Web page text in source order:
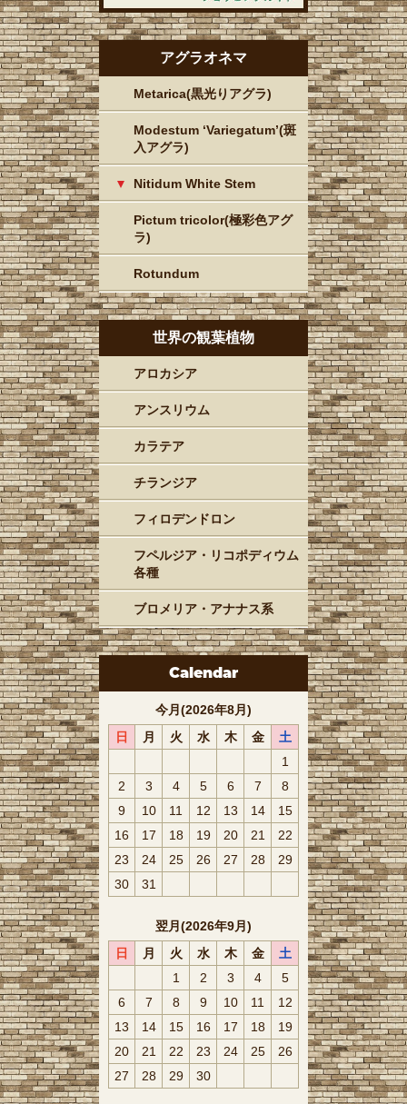
アグラオネマ
Metarica(黒光りアグラ)
Modestum ‘Variegatum’(斑
入アグラ)
Nitidum White Stem
Pictum tricolor(極彩色アグ
ラ)
Rotundum
世界の観葉植物
アロカシア
アンスリウム
カラテア
チランジア
フィロデンドロン
フペルジア・リコポディウム
各種
ブロメリア・アナナス系
Calendar
今月(2026年8月)
日
月 火 水 木 金
土
1
2
3 4 5 6 7
8
9
10 11 12 13 14
15
16
17 18 19 20 21
22
23
24 25 26 27 28
29
30
31
翌月(2026年9月)
日
月 火 水 木 金
土
1
2 3 4
5
6
7 8 9 10 11
12
13
14 15 16 17 18
19
20
21 22 23 24 25
26
27
28 29 30